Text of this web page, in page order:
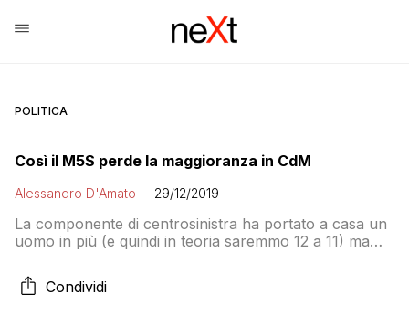
POLITICA
Così il M5S perde la maggioranza in CdM
Alessandro D'Amato 29/12/2019
La componente di centrosinistra ha portato a casa un
uomo in più (e quindi in teoria saremmo 12 a 11) ma
di una forza politica autonoma all’interno del M5S e
persino in Parlamento, dove molti continuano a
Condividi